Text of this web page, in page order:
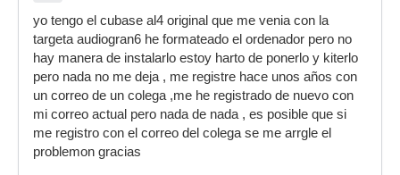
yo tengo el cubase al4 original que me venia con la
targeta audiogran6 he formateado el ordenador pero no
hay manera de instalarlo estoy harto de ponerlo y kiterlo
pero nada no me deja , me registre hace unos años con
un correo de un colega ,me he registrado de nuevo con
mi correo actual pero nada de nada , es posible que si
me registro con el correo del colega se me arrgle el
problemon gracias